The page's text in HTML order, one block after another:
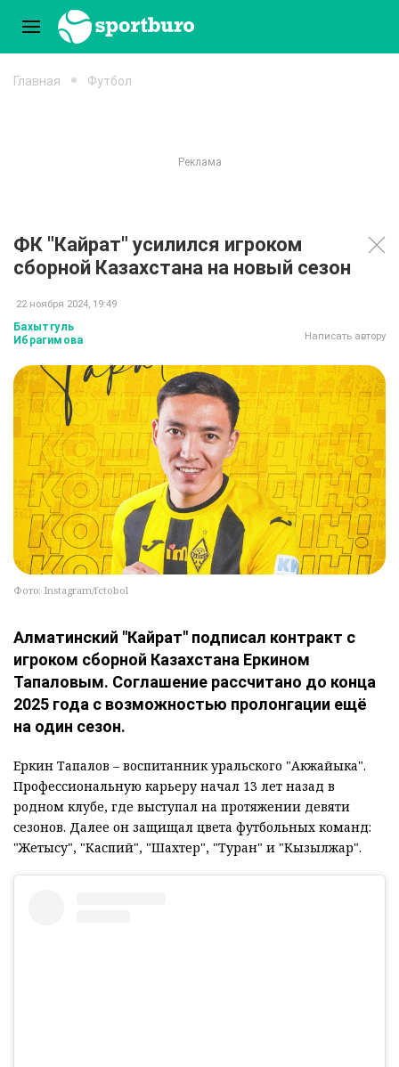
Главная Футбол
ФК "Кайрат" усилился игроком
сборной Казахстана на новый сезон
22 ноября 2024, 19:49
Бахытгуль
Ибрагимова
Написать автору
Фото: Instagram/fctobol
Алматинский "Кайрат" подписал контракт с
игроком сборной Казахстана Еркином
Тапаловым. Соглашение рассчитано до конца
2025 года с возможностью пролонгации ещё
на один сезон.
Еркин Тапалов – воспитанник уральского "Акжайыка".
Профессиональную карьеру начал 13 лет назад в
родном клубе, где выступал на протяжении девяти
сезонов. Далее он защищал цвета футбольных команд:
"Жетысу", "Каспий", "Шахтер", "Туран" и "Кызылжар".